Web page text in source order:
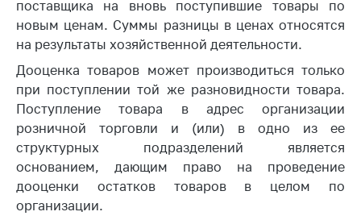
Новости
Обратиться в МАРТ
Личный прием
граждан и юр. лиц
Прямaя телефоннaя
линия
Горячая линия
поставщика на вновь поступившие товары по
новым ценам. Суммы разницы в ценах относятся
на результаты хозяйственной деятельности.
Дооценка товаров может производиться только
при поступлении той же разновидности товара.
Поступление товара в адрес организации
розничной торговли и (или) в одно из ее
структурных подразделений является
основанием, дающим право на проведение
дооценки остатков товаров в целом по
организации.